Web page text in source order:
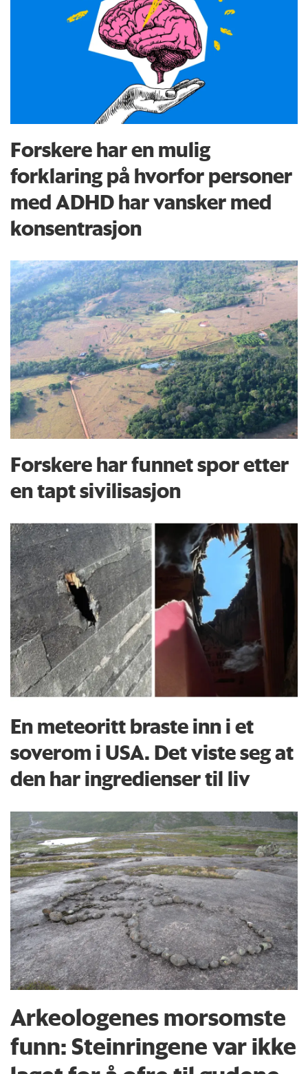
Forskere har en mulig
forklaring på hvorfor personer
med ADHD har vansker med
konsentrasjon
Forskere har funnet spor etter
en tapt sivilisasjon
En meteoritt braste inn i et
soverom i USA. Det viste seg at
den har ingredienser til liv
Arkeologenes morsomste
funn: Steinringene var ikke